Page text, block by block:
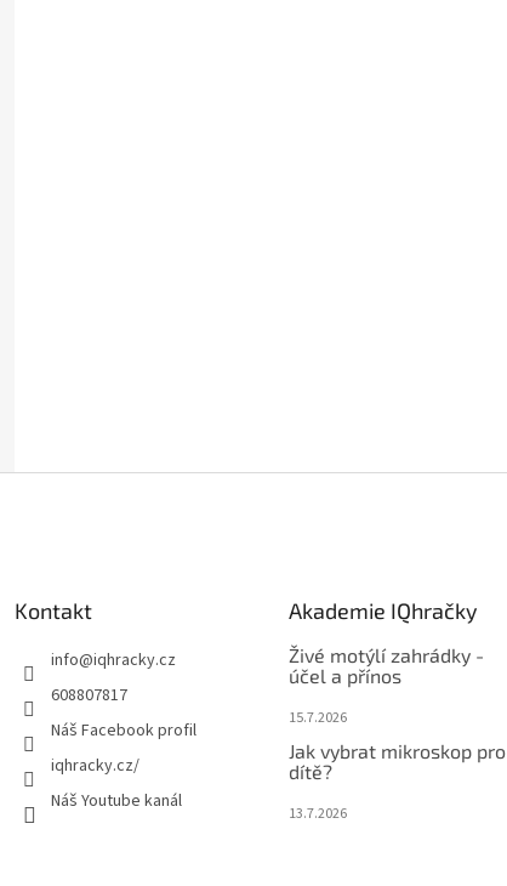
Kontakt
info@iqhracky.cz
608807817
Náš Facebook profil
iqhracky.cz/
Náš Youtube kanál
Akademie IQhračky
Živé motýlí zahrádky -
účel a přínos
15.7.2026
Jak vybrat mikroskop pro
dítě?
13.7.2026